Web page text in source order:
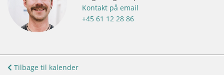
Kontakt på email
+45 61 12 28 86
Tilbage til kalender